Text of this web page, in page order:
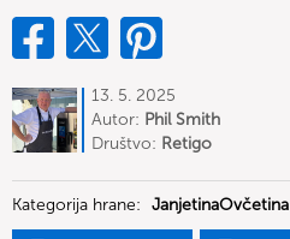
13. 5. 2025
Autor: Phil Smith
Društvo: Retigo
Kategorija hrane: JanjetinaOvčetina